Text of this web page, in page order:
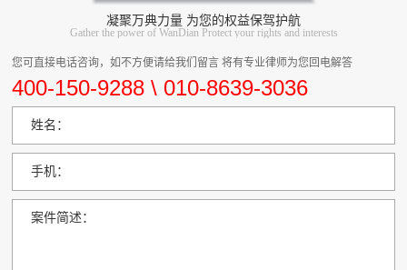
凝聚万典力量 为您的权益保驾护航
Gather the power of WanDian Protect your rights and interests
您可直接电话咨询，如不方便请给我们留言 将有专业律师为您回电解答
400-150-9288 \ 010-8639-3036
姓名：
手机：
案件简述：